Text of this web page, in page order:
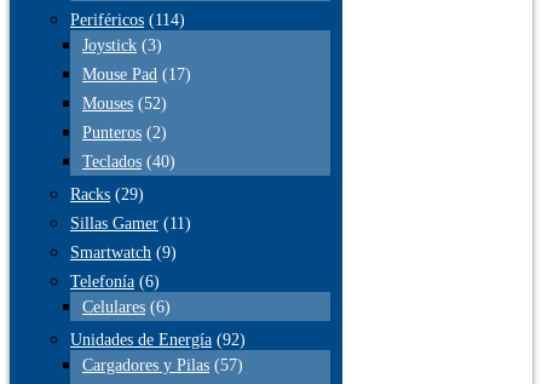
Periféricos (114)
Joystick (3)
Mouse Pad (17)
Mouses (52)
Punteros (2)
Teclados (40)
Racks (29)
Sillas Gamer (11)
Smartwatch (9)
Telefonía (6)
Celulares (6)
Unidades de Energía (92)
Cargadores y Pilas (57)